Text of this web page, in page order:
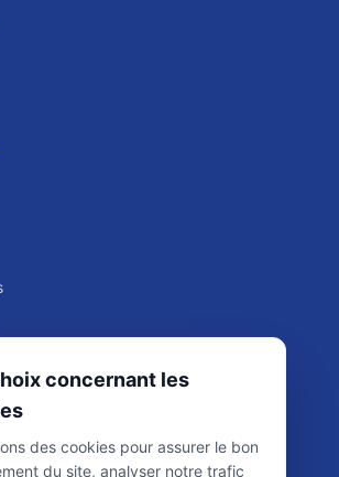
concernant les
des cookies pour assurer le bon
du site, analyser notre trafic